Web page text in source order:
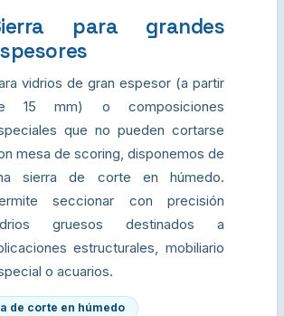
para grandes
vidrios de gran espesor (a partir
15 mm) o composiciones
que no pueden cortarse
mesa de scoring, disponemos de
sierra de corte en húmedo.
seccionar con precisión
gruesos destinados a
estructurales, mobiliario
o acuarios.
de corte en húmedo